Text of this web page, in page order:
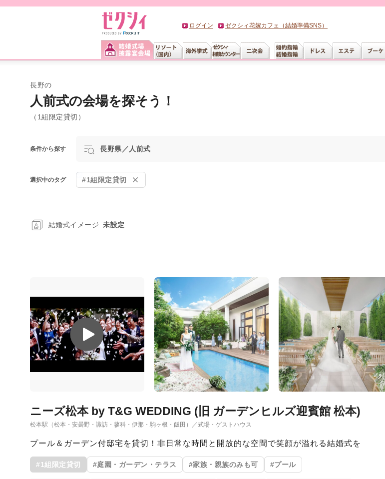
ログイン ゼクシィ花嫁カフェ（結婚準備SNS）
長野の
人前式の会場を探そう！
（1組限定貸切）
条件から探す 長野県／人前式
選択中のタグ #1組限定貸切
結婚式イメージ 未設定
ニーズ松本 by T&G WEDDING (旧 ガーデンヒルズ迎賓館 松本)
松本駅（松本・安曇野・諏訪・蓼科・伊那・駒ヶ根・飯田）／式場・ゲストハウス
プール＆ガーデン付邸宅を貸切！非日常な時間と開放的な空間で笑顔が溢れる結婚式を
#1組限定貸切 #庭園・ガーデン・テラス #家族・親族のみも可 #プール